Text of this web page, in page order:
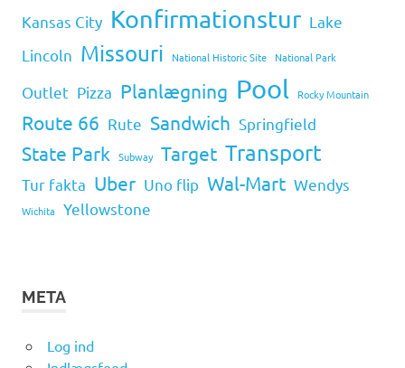
Kansas City Konfirmationstur Lake
Lincoln Missouri National Historic Site National Park
Outlet Pizza Planlægning Pool Rocky Mountain
Route 66 Rute Sandwich Springfield
State Park Subway Target Transport
Tur fakta Uber Uno flip Wal-Mart Wendys
Wichita Yellowstone
META
Log ind